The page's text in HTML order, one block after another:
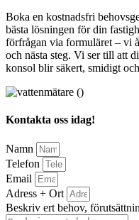
Boka en kostnadsfri
bästa lösningen för din
förfrågan via formuläret – vi
och nästa steg. Vi ser till att
konsol blir säkert, smidigt
Kontakta oss idag!
Namn
Telefon
Email
Adress + Ort
Beskriv ert behov,